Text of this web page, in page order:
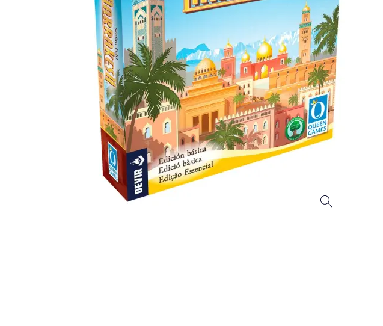
Previous